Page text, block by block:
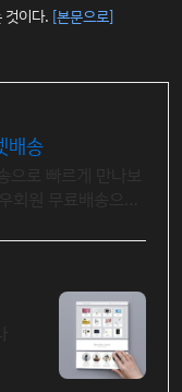
것이다. [본문으로]
배송